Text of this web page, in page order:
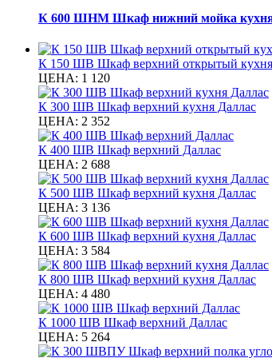
К 600 ШНМ Шкаф нижний мойка
К 150 ШВ Шкаф верхний открытый кухня
ЦЕНА: 1 120
К 300 ШВ Шкаф верхний кухня Даллас
ЦЕНА: 2 352
К 400 ШВ Шкаф верхний Даллас
ЦЕНА: 2 688
К 500 ШВ Шкаф верхний кухня Даллас
ЦЕНА: 3 136
К 600 ШВ Шкаф верхний кухня Даллас
ЦЕНА: 3 584
К 800 ШВ Шкаф верхний кухня Даллас
ЦЕНА: 4 480
К 1000 ШВ Шкаф верхний Даллас
ЦЕНА: 5 264